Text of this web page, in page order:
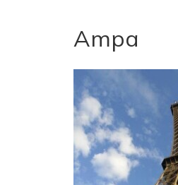
Ampa